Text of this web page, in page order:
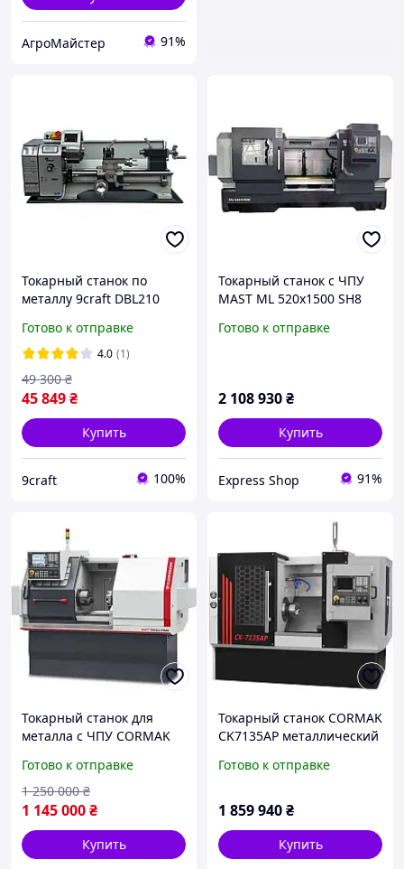
АгроМайстер 91%
Токарный станок по
металлу 9craft DBL210
Готово к отправке
4.0 (1)
45 849₴
49 300 ₴
Купить
9craft 100%
Токарный станок с ЧПУ
MAST ML 520x1500 SH8
сервоприводы Siemens
Готово к отправке
2 108 930₴
Купить
Express Shop 91%
Токарный станок для
металла с ЧПУ CORMAK
кВт Вес 1500 кг Диаметр
обработки 360 мм
Готово к отправке
1 145 000₴
1 250 000 ₴
Купить
Токарный станок CORMAK
CK7135AP металлический
2500x1340x1710 мм 200-
Готово к отправке
1 859 940₴
Купить